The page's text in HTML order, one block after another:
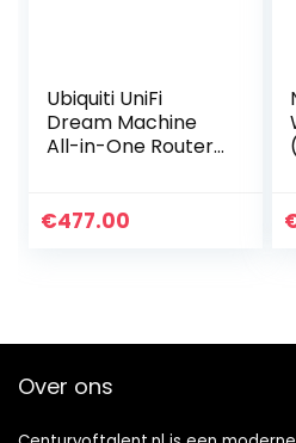
Ubiquiti UniFi
Dream Machine
All-in-One Router
€477.00
Over ons